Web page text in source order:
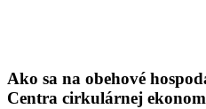
Ako sa na obehové
Centra cirkulárnej